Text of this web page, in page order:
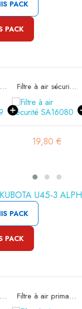
PACK
PACK
Filtre à air primaire SA16059 Filtre à air sécurité SA16080
19,80 €
U45-3
PACK
PACK
Filtre à air primaire SA16059 Filtre à air primaire SA16059